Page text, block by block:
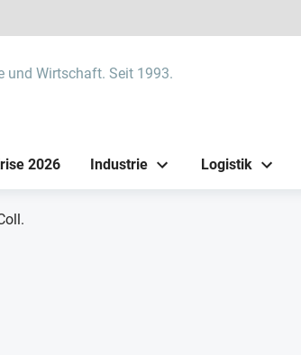
und Wirtschaft. Seit 1993.
2026 Industrie Logistik